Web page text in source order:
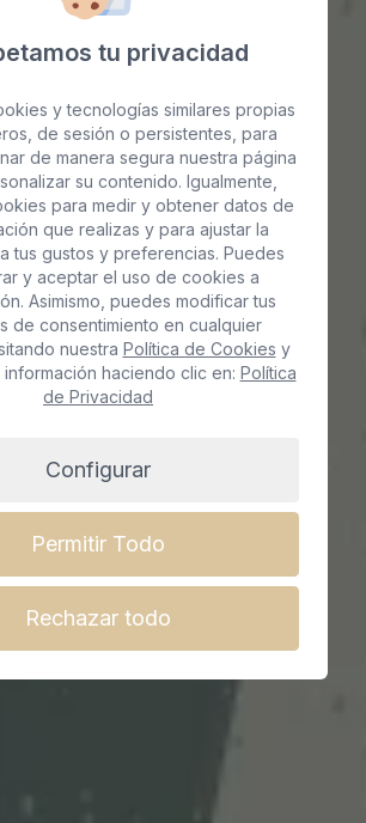
hialurónico
en Gran
Canaria
tu privacidad
y tecnologías similares propias
de sesión o persistentes, para
de manera segura nuestra página
su contenido. Igualmente,
para medir y obtener datos de
que realizas y para ajustar la
tus gustos y preferencias. Puedes
y aceptar el uso de cookies a
Asimismo, puedes modificar tus
de consentimiento en cualquier
nuestra Política de Cookies y
haciendo clic en: Política
de Privacidad
Configurar
Permitir Todo
Rechazar todo